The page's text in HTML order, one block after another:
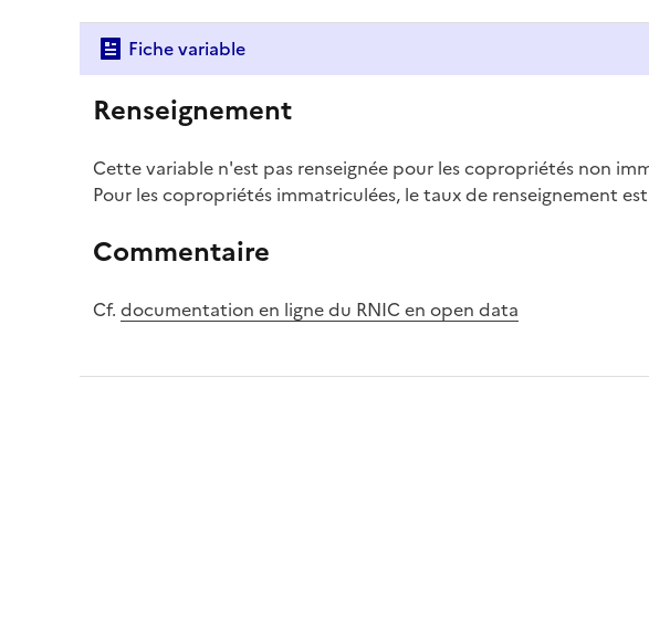
Fiche variable
Renseignement
Cette variable n'est pas renseignée pour les copropriétés non
Pour les copropriétés immatriculées, le taux de renseignement
Commentaire
Cf. documentation en ligne du RNIC en open data